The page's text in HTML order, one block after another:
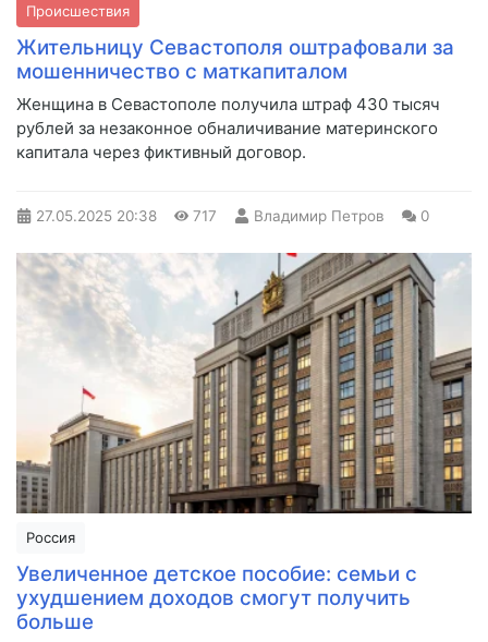
Происшествия
Жительницу Севастополя оштрафовали за
мошенничество с маткапиталом
Женщина в Севастополе получила штраф 430 тысяч
рублей за незаконное обналичивание материнского
капитала через фиктивный договор.
27.05.2025 20:38 717 Владимир Петров 0
Россия
Увеличенное детское пособие: семьи с
ухудшением доходов смогут получить
больше